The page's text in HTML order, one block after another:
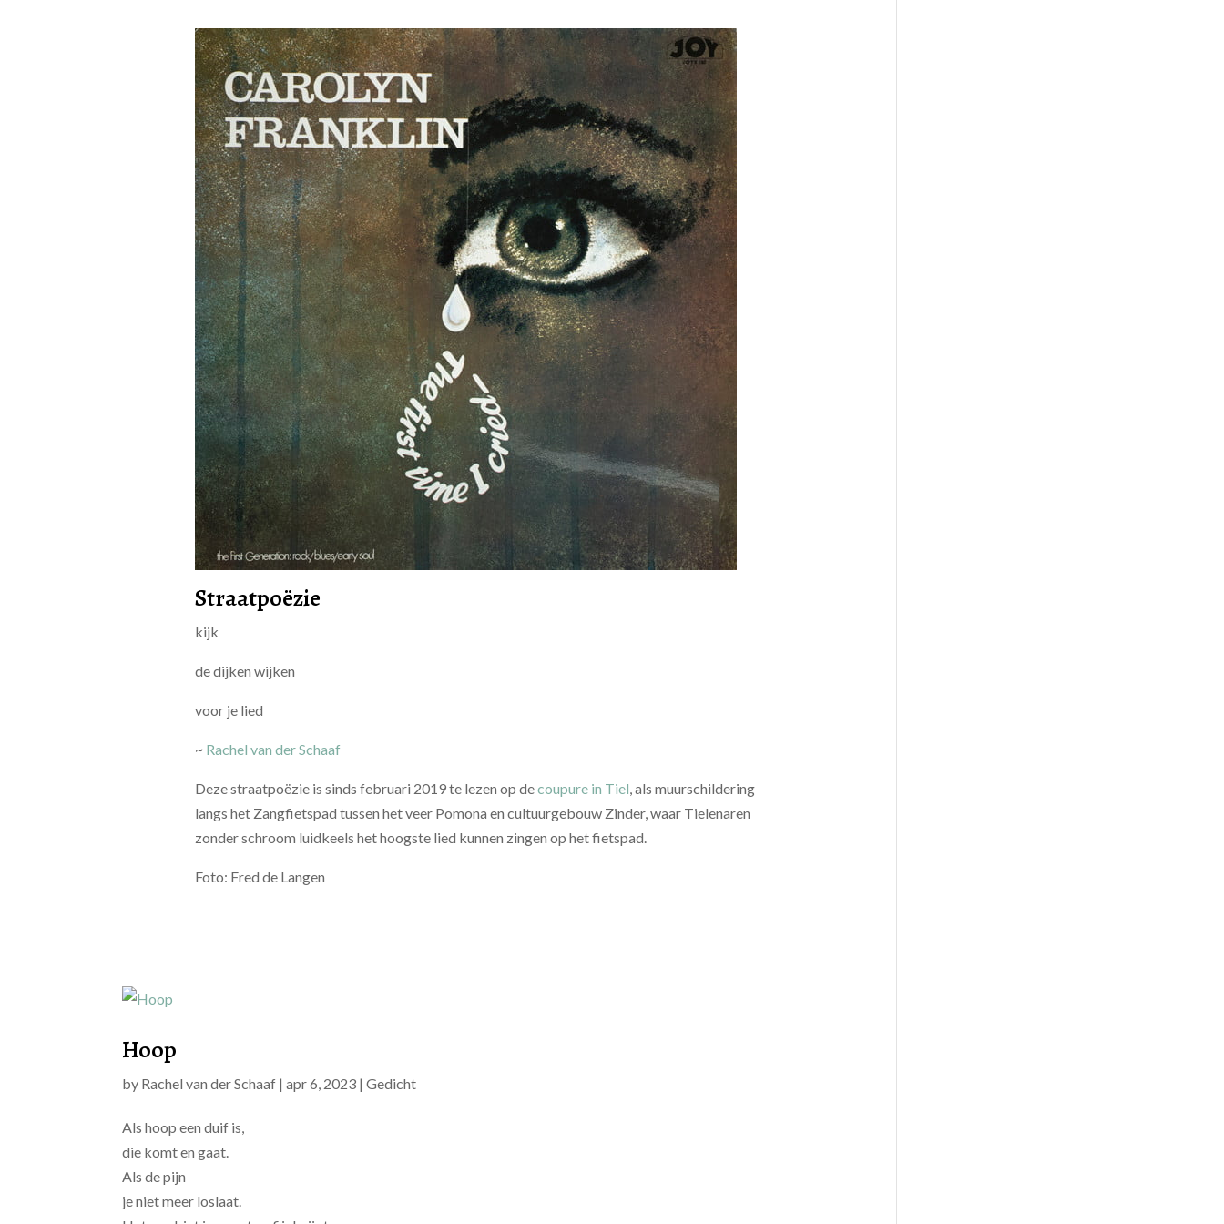
Straatpoëzie
kijk
de dijken wijken
voor je lied
~ Rachel van der Schaaf
Deze straatpoëzie is sinds februari 2019 te lezen op decoupure in Tiel , als muurschildering
langs het Zangfietspad tussen het veer Pomona en cultuurgebouw Zinder, waar Tielenaren
zonder schroom luidkeels het hoogste lied kunnen zingen op het fietspad.
Foto: Fred de Langen
Hoop
by Rachel van der Schaaf |apr 6, 2023 |Gedicht
Als hoop een duif is,
die komt en gaat.
Als de pijn
je niet meer loslaat.